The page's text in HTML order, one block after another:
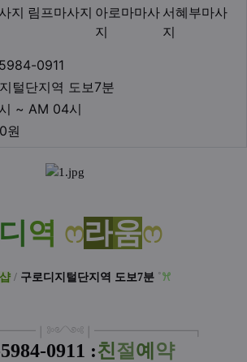
지 림프마사지 아로마마사
지
서혜부마사
지
0911
털단지역 도보7분
~ AM 04시
원
디 역 ෆ라움ෆ
/ 구로디지털단지역 도보7분 ˚ꕮ
━ ❘༻༺❘ ━━━━━━━━┓
0911 :친절 예 약